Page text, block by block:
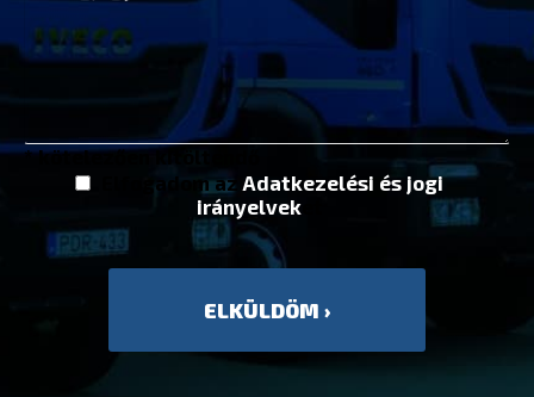
* kötelezően kitöltendő
Elfogadom az Adatkezelési és jogi
irányelveket